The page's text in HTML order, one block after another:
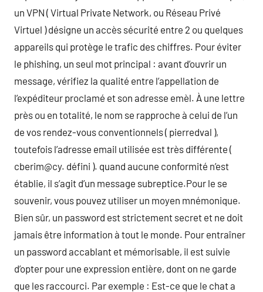
un VPN ( Virtual Private Network, ou Réseau Privé
Virtuel ) désigne un accès sécurité entre 2 ou quelques
appareils qui protège le trafic des chiffres. Pour éviter
le phishing, un seul mot principal : avant d’ouvrir un
message, vérifiez la qualité entre l’appellation de
l’expéditeur proclamé et son adresse emèl. À une lettre
près ou en totalité, le nom se rapproche à celui de l’un
de vos rendez-vous conventionnels ( pierredval ),
toutefois l’adresse email utilisée est très différente (
cberim@cy. défini ). quand aucune conformité n’est
établie, il s’agit d’un message subreptice.Pour le se
souvenir, vous pouvez utiliser un moyen mnémonique.
Bien sûr, un password est strictement secret et ne doit
jamais être information à tout le monde. Pour entraîner
un password accablant et mémorisable, il est suivie
d’opter pour une expression entière, dont on ne garde
que les raccourci. Par exemple : Est-ce que le chat a